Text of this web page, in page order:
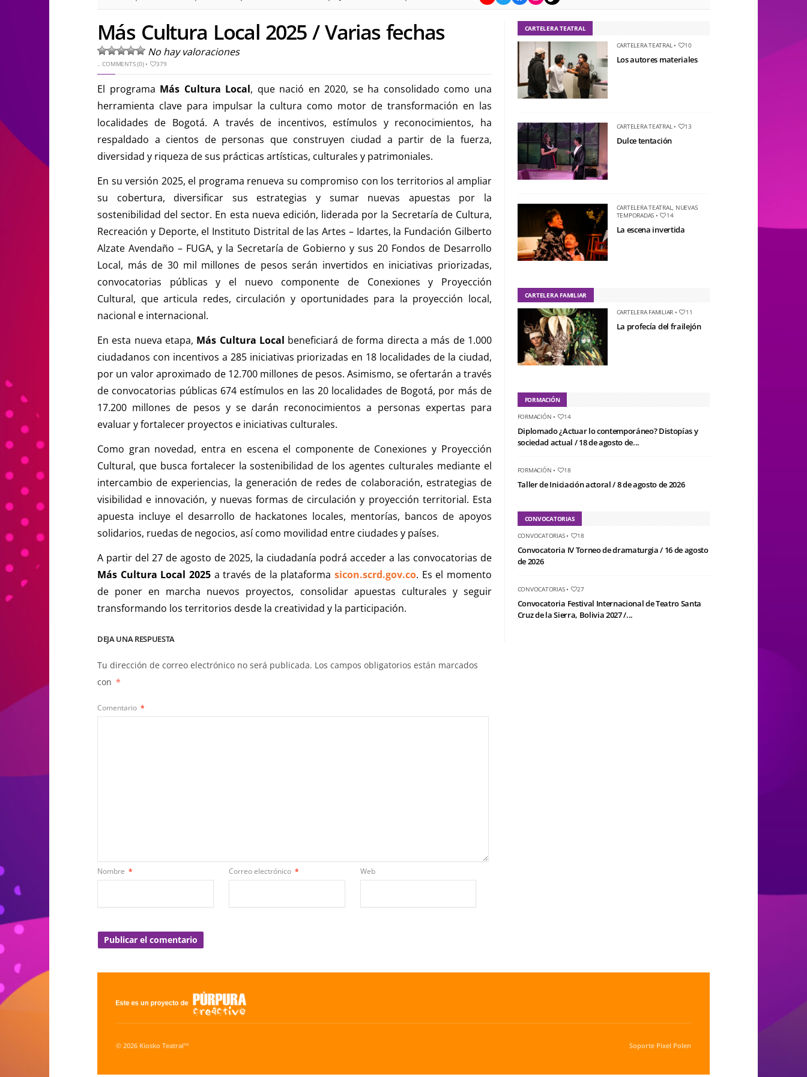
Más Cultura Local 2025 / Varias fechas
No hay valoraciones
..COMMENTS (0)• 379
El programa Más Cultura Local, que nació en 2020, se ha consolidado como una
herramienta clave para impulsar la cultura como motor de transformación en las
localidades de Bogotá. A través de incentivos, estímulos y reconocimientos, ha
respaldado a cientos de personas que construyen ciudad a partir de la fuerza,
diversidad y riqueza de sus prácticas artísticas, culturales y patrimoniales.
En su versión 2025, el programa renueva su compromiso con los territorios al ampliar
su cobertura, diversificar sus estrategias y sumar nuevas apuestas por la
sostenibilidad del sector. En esta nueva edición, liderada por la Secretaría de Cultura,
Recreación y Deporte, el Instituto Distrital de las Artes – Idartes, la Fundación Gilberto
Alzate Avendaño – FUGA, y la Secretaría de Gobierno y sus 20 Fondos de Desarrollo
Local, más de 30 mil millones de pesos serán invertidos en iniciativas priorizadas,
convocatorias públicas y el nuevo componente de Conexiones y Proyección
Cultural, que articula redes, circulación y oportunidades para la proyección local,
nacional e internacional.
En esta nueva etapa, Más Cultura Local beneficiará de forma directa a más de 1.000
ciudadanos con incentivos a 285 iniciativas priorizadas en 18 localidades de la ciudad,
por un valor aproximado de 12.700 millones de pesos. Asimismo, se ofertarán a través
de convocatorias públicas 674 estímulos en las 20 localidades de Bogotá, por más de
17.200 millones de pesos y se darán reconocimientos a personas expertas para
evaluar y fortalecer proyectos e iniciativas culturales.
Como gran novedad, entra en escena el componente de Conexiones y Proyección
Cultural, que busca fortalecer la sostenibilidad de los agentes culturales mediante el
intercambio de experiencias, la generación de redes de colaboración, estrategias de
visibilidad e innovación, y nuevas formas de circulación y proyección territorial. Esta
apuesta incluye el desarrollo de hackatones locales, mentorías, bancos de apoyos
solidarios, ruedas de negocios, así como movilidad entre ciudades y países.
A partir del 27 de agosto de 2025, la ciudadanía podrá acceder a las convocatorias de
Más Cultura Local 2025a través de la plataforma sicon.scrd.gov.co. Es el momento
de poner en marcha nuevos proyectos, consolidar apuestas culturales y seguir
transformando los territorios desde la creatividad y la participación.
DEJA UNA RESPUESTA
Tu dirección de correo electrónico no será publicada. Los campos obligatorios están marcados
con *
Comentario *
Nombre * Correo electrónico * Web
CARTELERA TEATRAL
CARTELERA TEATRAL• 10
Los autores materiales
CARTELERA TEATRAL• 13
Dulce tentación
CARTELERA TEATRAL, NUEVAS
TEMPORADAS • 14
La escena invertida
CARTELERA FAMILIAR
CARTELERA FAMILIAR • 11
La profecía del frailejón
FORMACIÓN
FORMACIÓN • 14
Diplomado ¿Actuar lo contemporáneo? Distopías y
sociedad actual / 18 de agosto de...
FORMACIÓN • 18
Taller de Iniciación actoral / 8 de agosto de 2026
CONVOCATORIAS
CONVOCATORIAS• 18
Convocatoria IV Torneo de dramaturgia / 16 de agosto
de 2026
CONVOCATORIAS• 27
Convocatoria Festival Internacional de Teatro Santa
Cruz de la Sierra, Bolivia 2027 /...
© 2026 Kiosko Teatral™ Soporte Pixel Polen